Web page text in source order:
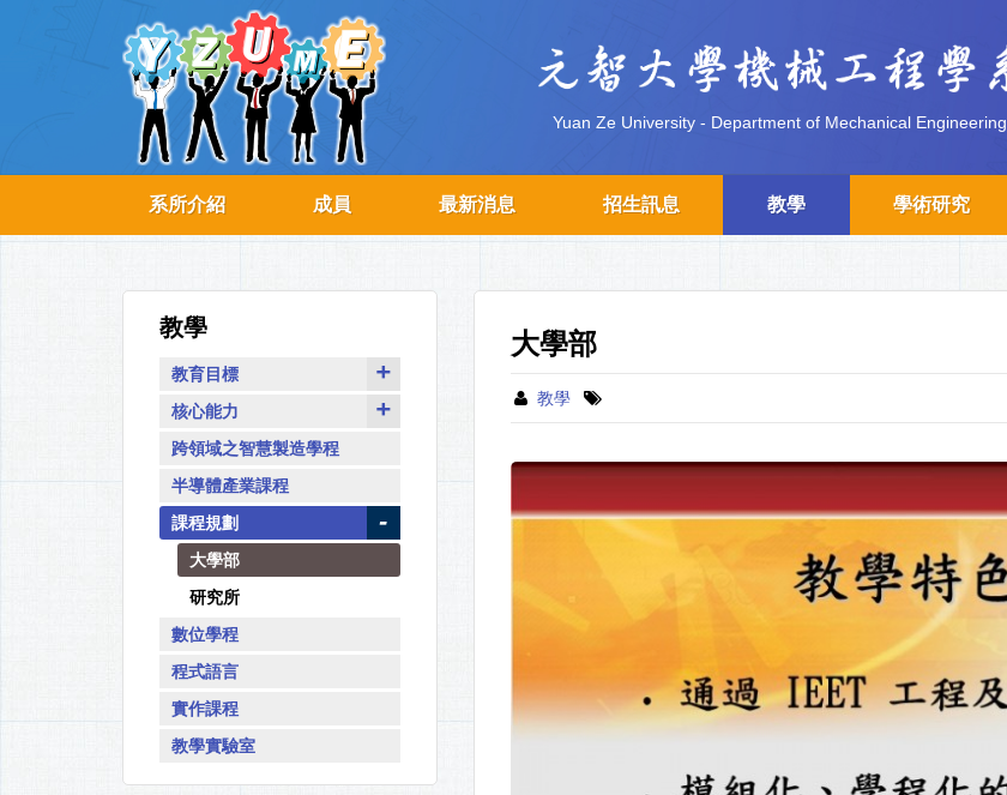
Yuan Ze University - Department of Mechanical Engineering
系所介紹 成員 最新消息 招生訊息 教學 學術研究
大學部
教學
教學
教育目標
核心能力
跨領域之智慧製造學程
半導體產業課程
課程規劃
大學部
研究所
數位學程
程式語言
實作課程
教學實驗室